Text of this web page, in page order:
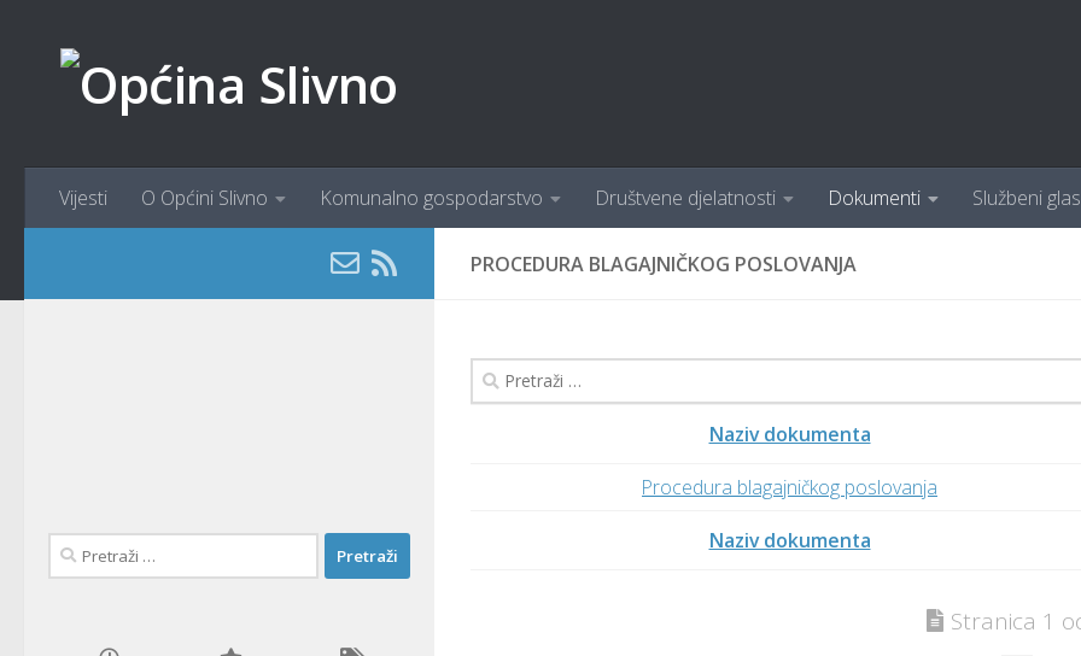
Vijesti O Općini Slivno Komunalno gospodarstvo Društvene djelatnosti Dokumenti Službeni
PROCEDURA BLAGAJNIČKOG POSLOVANJA
Pretraži:
Naziv dokumenta
Naziv dokumenta
Procedura blagajničkog poslovanja
Stranica 1
Pretraži: